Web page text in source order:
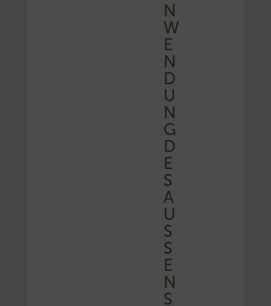
N
W
E
N
D
U
N
G
D
E
S
A
U
SS
E
N
S
T